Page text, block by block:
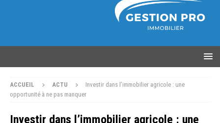
ACCUEIL ACTU
Investir dans l’immobilier agricole : une
opportunité à ne pas manquer
Investir dans l’immobilier agricole : une